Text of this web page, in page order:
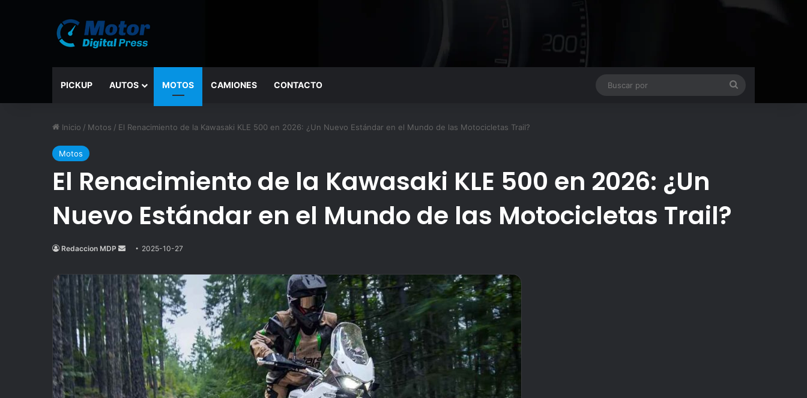
PICKUP AUTOS MOTOS CAMIONES CONTACTO
Inicio / Motos / El Renacimiento de la Kawasaki KLE 500 en 2026: ¿Un Nuevo Estándar en el Mundo de las Motocicletas Trail?
Motos
El Renacimiento de la Kawasaki KLE 500 en 2026: ¿Un
Nuevo Estándar en el Mundo de las Motocicletas Trail?
Redaccion MDP
Send
email
2025-10-27